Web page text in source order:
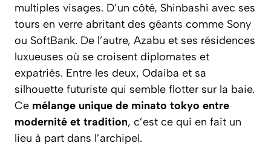
multiples visages. D’un côté, Shinbashi avec ses
tours en verre abritant des géants comme Sony
ou SoftBank. De l’autre, Azabu et ses résidences
luxueuses où se croisent diplomates et
expatriés. Entre les deux, Odaiba et sa
silhouette futuriste qui semble flotter sur la baie.
Ce mélange unique de minato tokyo entre
modernité et tradition, c’est ce qui en fait un
lieu à part dans l’archipel.